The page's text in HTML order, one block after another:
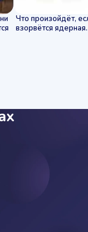
Что произойдёт,
взорвётся ядерная